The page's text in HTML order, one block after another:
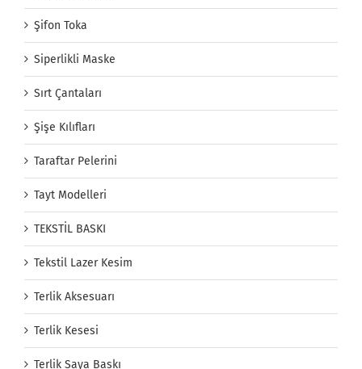
Şifon Toka
Siperlikli Maske
Sırt Çantaları
Şişe Kılıfları
Taraftar Pelerini
Tayt Modelleri
TEKSTİL BASKI
Tekstil Lazer Kesim
Terlik Aksesuarı
Terlik Kesesi
Terlik Saya Baskı